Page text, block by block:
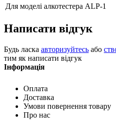
Для моделі алкотестера ALP-1
Написати відгук
Будь ласка авторизуйтесь або
тим як написати відгук
Інформація
Оплата
Доставка
Умови повернення товару
Про нас